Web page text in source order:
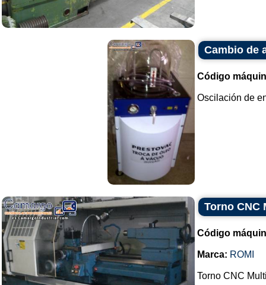
Cambio de
Código
Oscilación de
Torno CNC
Código
Marca: ROMI
Torno CNC